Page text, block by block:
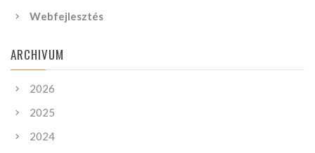
Webfejlesztés
ARCHIVUM
2026
2025
2024